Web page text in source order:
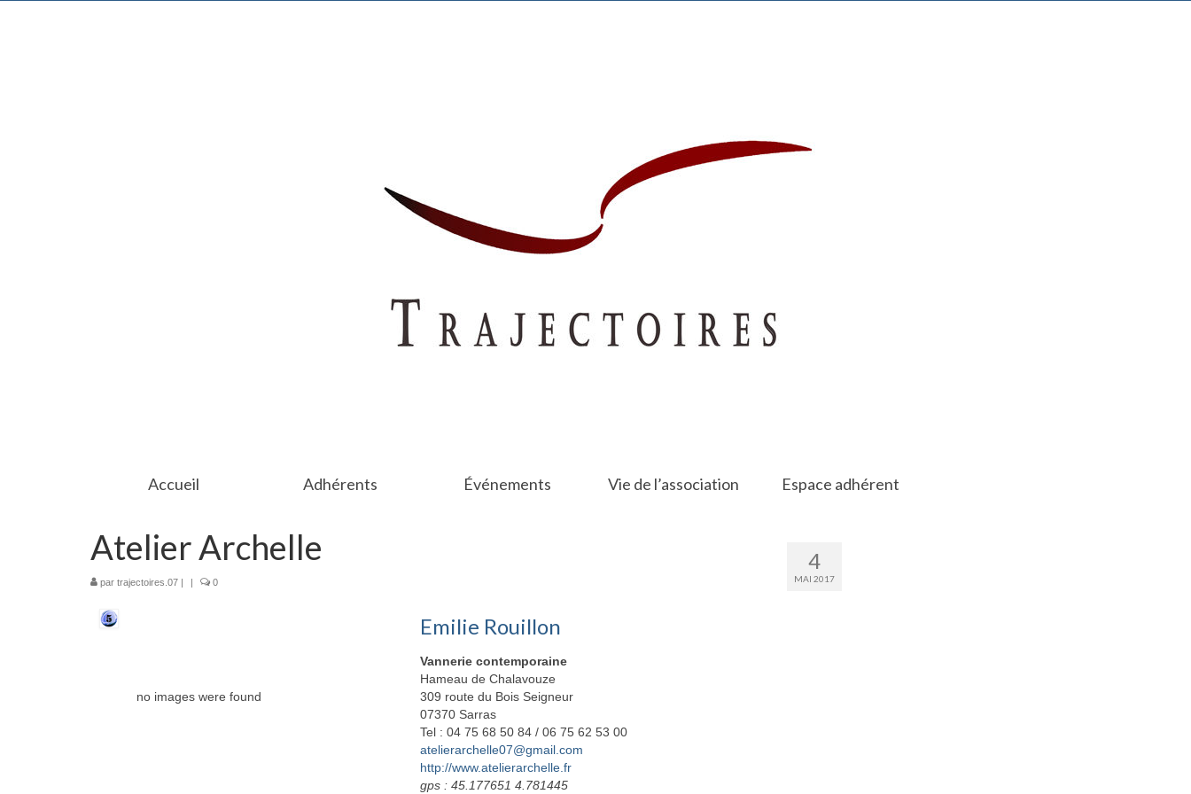
Accueil Adhérents Événements Vie de l’association Espace adhérent
4
MAI 2017
Atelier Archelle
par trajectoires.07 | | 0
no images were found
Emilie Rouillon
Vannerie contemporaine
Hameau de Chalavouze
309 route du Bois Seigneur
07370 Sarras
Tel : 04 75 68 50 84 / 06 75 62 53 00
atelierarchelle07@gmail.com
http://www.atelierarchelle.fr
gps : 45.177651 4.781445